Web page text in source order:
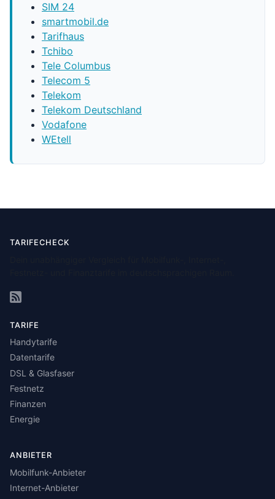
SIM 24
smartmobil.de
Tarifhaus
Tchibo
Tele Columbus
Telecom 5
Telekom
Telekom Deutschland
Vodafone
WEtell
TARIFECHECK
TARIFE
Handytarife
Datentarife
DSL & Glasfaser
Festnetz
Finanzen
Energie
ANBIETER
Mobilfunk-Anbieter
Internet-Anbieter